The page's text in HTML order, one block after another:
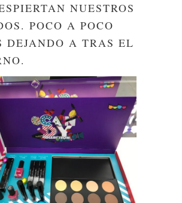
NUESTROS
POCO A POCO
DEJANDO A TRAS EL